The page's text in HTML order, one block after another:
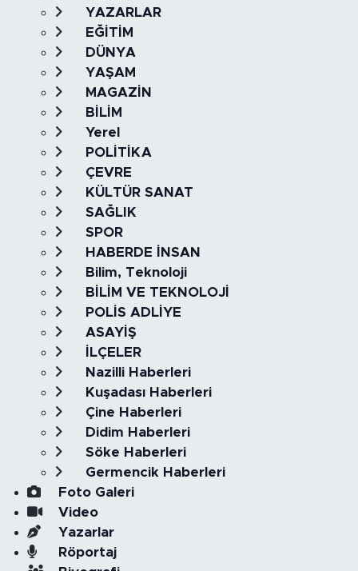
YAZARLAR
EĞİTİM
DÜNYA
YAŞAM
MAGAZİN
BİLİM
Yerel
POLİTİKA
ÇEVRE
KÜLTÜR SANAT
SAĞLIK
SPOR
HABERDE İNSAN
Bilim, Teknoloji
BİLİM VE TEKNOLOJİ
POLİS ADLİYE
ASAYİŞ
İLÇELER
Nazilli Haberleri
Kuşadası Haberleri
Çine Haberleri
Didim Haberleri
Söke Haberleri
Germencik Haberleri
Foto Galeri
Video
Yazarlar
Röportaj